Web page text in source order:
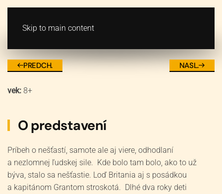
Skip to main content
PREDCH. NASL.
vek: 8+
O predstavení
Príbeh o nešťastí, samote ale aj viere, odhodlaní
a nezlomnej ľudskej sile. Kde bolo tam bolo, ako to už
býva, stalo sa nešťastie. Loď Britania aj s posádkou
a kapitánom Grantom stroskotá. Dlhé dva roky deti